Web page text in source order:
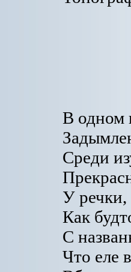
В одном
Среди
У
Как
С
Что еле